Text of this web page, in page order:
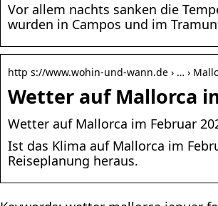
Vor allem nachts sanken die
wurden in Campos und im
http s://www.wohin-und-wann.de › … ›
Wetter auf Mallorca
Wetter auf Mallorca im Februar
Ist das Klima auf Mallorca im
Reiseplanung heraus.